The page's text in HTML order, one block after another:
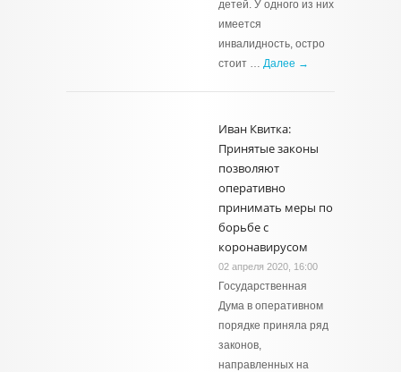
детей. У одного из них
имеется
инвалидность, остро
стоит … Далее →
Иван Квитка:
Принятые законы
позволяют
оперативно
принимать меры по
борьбе с
коронавирусом
02 апреля 2020, 16:00
Государственная
Дума в оперативном
порядке приняла ряд
законов,
направленных на